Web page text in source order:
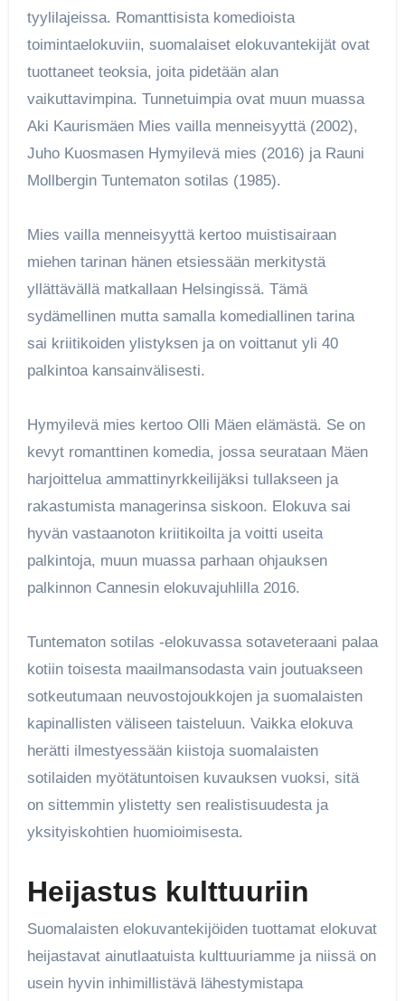
tyylilajeissa. Romanttisista komedioista
toimintaelokuviin, suomalaiset elokuvantekijät ovat
tuottaneet teoksia, joita pidetään alan
vaikuttavimpina. Tunnetuimpia ovat muun muassa
Aki Kaurismäen Mies vailla menneisyyttä (2002),
Juho Kuosmasen Hymyilevä mies (2016) ja Rauni
Mollbergin Tuntematon sotilas (1985).
Mies vailla menneisyyttä kertoo muistisairaan
miehen tarinan hänen etsiessään merkitystä
yllättävällä matkallaan Helsingissä. Tämä
sydämellinen mutta samalla komediallinen tarina
sai kriitikoiden ylistyksen ja on voittanut yli 40
palkintoa kansainvälisesti.
Hymyilevä mies kertoo Olli Mäen elämästä. Se on
kevyt romanttinen komedia, jossa seurataan Mäen
harjoittelua ammattinyrkkeilijäksi tullakseen ja
rakastumista managerinsa siskoon. Elokuva sai
hyvän vastaanoton kriitikoilta ja voitti useita
palkintoja, muun muassa parhaan ohjauksen
palkinnon Cannesin elokuvajuhlilla 2016.
Tuntematon sotilas -elokuvassa sotaveteraani palaa
kotiin toisesta maailmansodasta vain joutuakseen
sotkeutumaan neuvostojoukkojen ja suomalaisten
kapinallisten väliseen taisteluun. Vaikka elokuva
herätti ilmestyessään kiistoja suomalaisten
sotilaiden myötätuntoisen kuvauksen vuoksi, sitä
on sittemmin ylistetty sen realistisuudesta ja
yksityiskohtien huomioimisesta.
Heijastus kulttuuriin
Suomalaisten elokuvantekijöiden tuottamat elokuvat
heijastavat ainutlaatuista kulttuuriamme ja niissä on
usein hyvin inhimillistävä lähestymistapa